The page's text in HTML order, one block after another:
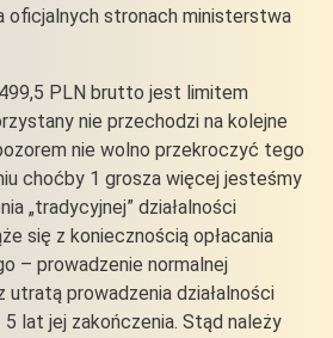
oficjalnych stronach ministerstwa
PLN brutto jest limitem
nie przechodzi na kolejne
nie wolno przekroczyć tego
choćby 1 grosza więcej jesteśmy
„tradycyjnej” działalności
się z koniecznością opłacania
– prowadzenie normalnej
utratą prowadzenia działalności
lat jej zakończenia. Stąd należy